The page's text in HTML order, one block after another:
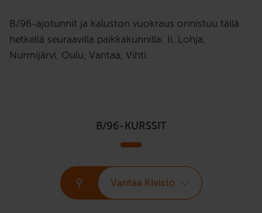
B/96-ajotunnit ja kaluston vuokraus onnistuu tällä
hetkellä seuraavilla paikkakunnilla: Ii, Lohja,
Nurmijärvi, Oulu, Vantaa, Vihti.
B/96-KURSSIT
Vantaa Kivistö